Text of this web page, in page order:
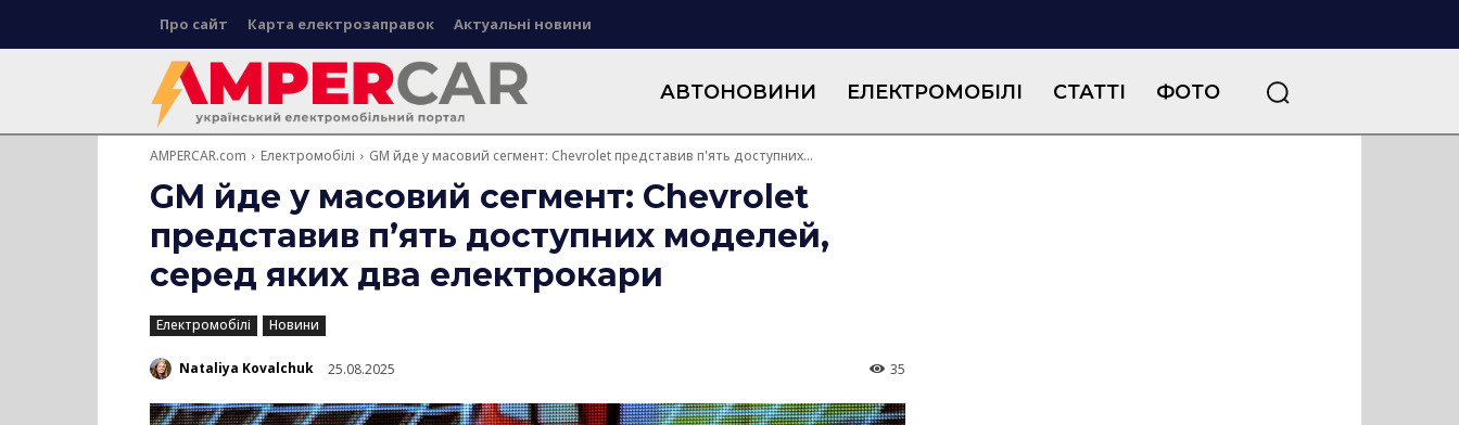
Про сайт Карта електрозаправок Актуальні новини
АВТОНОВИНИ ЕЛЕКТРОМОБІЛІ СТАТТІ ФОТО
AMPERCAR.com Електромобілі GM йде у масовий сегмент: Chevrolet представив п'ять доступних...
GM йде у масовий сегмент: Chevrolet
представив п’ять доступних моделей,
серед яких два електрокари
Електромобілі Новини
Nataliya Kovalchuk 25.08.2025 35